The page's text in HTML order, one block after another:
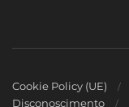
Cookie Policy (UE)
Disconoscimento